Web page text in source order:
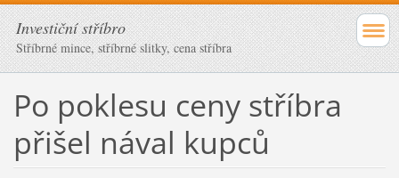
Investiční stříbro
Stříbrné mince, stříbrné slitky, cena stříbra
Po poklesu ceny stříbra
přišel nával kupců